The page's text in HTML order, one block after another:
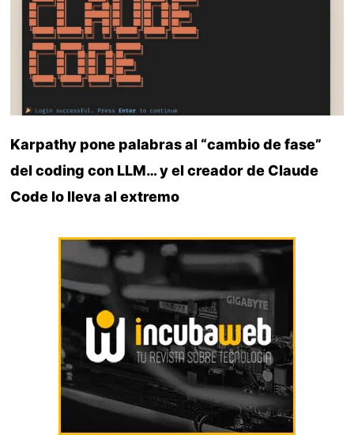
Karpathy pone palabras al “cambio de fase”
del coding con LLM… y el creador de Claude
Code lo lleva al extremo